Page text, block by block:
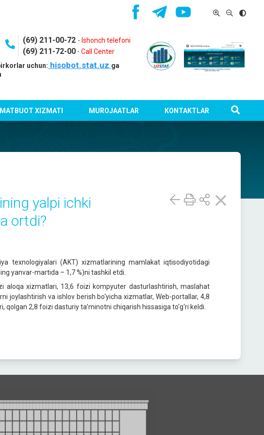
(69) 211-00-72 - Ishonch telefoni
(69) 211-72-00- Call Center
uchun: hisobot.stat.uz ga
MATBUOT XIZMATI MUROJAATLAR KONTAKTLAR
yalpi ichki
ortdi?
texnologiyalari (AKT) xizmatlarining mamlakat iqtisodiyotidagi
yanvar-martida – 1,7 %)ni tashkil etdi.
aloqa xizmatlari, 13,6 foizi kompyuter dasturlashtirish, maslahat
joylashtirish va ishlov berish bo‘yicha xizmatlar, Web-portallar, 4,8
2,8 foizi dasturiy ta’minotni chiqarish hissasiga to‘g‘ri keldi.